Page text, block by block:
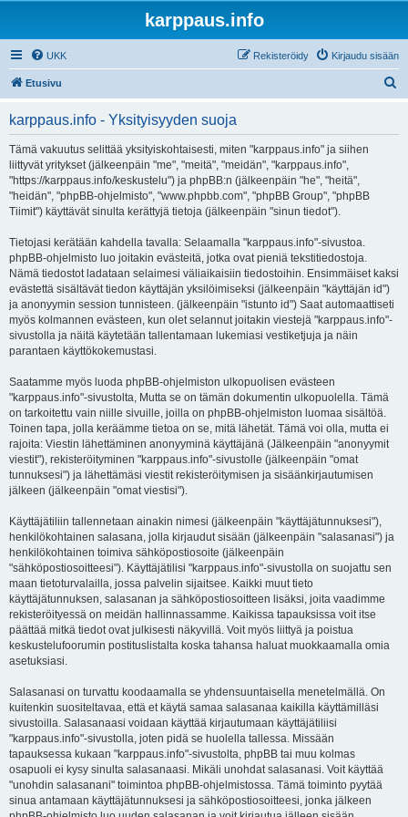
karppaus.info
UKK Kirjaudu sisään
Rekisteröidy
Etusivu
karppaus.info - Yksityisyyden suoja
Tämä vakuutus selittää yksityiskohtaisesti, miten "karppaus.info" ja siihen
liittyvät yritykset (jälkeenpäin "me", "meitä", "meidän", "karppaus.info",
"https://karppaus.info/keskustelu") ja phpBB:n (jälkeenpäin "he", "heitä",
"heidän", "phpBB-ohjelmisto", "www.phpbb.com", "phpBB Group", "phpBB
Tiimit") käyttävät sinulta kerättyjä tietoja (jälkeenpäin "sinun tiedot").
Tietojasi kerätään kahdella tavalla: Selaamalla "karppaus.info"-sivustoa.
phpBB-ohjelmisto luo joitakin evästeitä, jotka ovat pieniä tekstitiedostoja.
Nämä tiedostot ladataan selaimesi väliaikaisiin tiedostoihin. Ensimmäiset kaksi
evästettä sisältävät tiedon käyttäjän yksilöimiseksi (jälkeenpäin "käyttäjän id")
ja anonyymin session tunnisteen. (jälkeenpäin "istunto id") Saat automaattiseti
myös kolmannen evästeen, kun olet selannut joitakin viestejä "karppaus.info"-
sivustolla ja näitä käytetään tallentamaan lukemiasi vestiketjuja ja näin
parantaen käyttökokemustasi.
Saatamme myös luoda phpBB-ohjelmiston ulkopuolisen evästeen
"karppaus.info"-sivustolta, Mutta se on tämän dokumentin ulkopuolella. Tämä
on tarkoitettu vain niille sivuille, joilla on phpBB-ohjelmiston luomaa sisältöä.
Toinen tapa, jolla keräämme tietoa on se, mitä lähetät. Tämä voi olla, mutta ei
rajoita: Viestin lähettäminen anonyyminä käyttäjänä (Jälkeenpäin "anonyymit
viestit"), rekisteröityminen "karppaus.info"-sivustolle (jälkeenpäin "omat
tunnuksesi") ja lähettämäsi viestit rekisteröitymisen ja sisäänkirjautumisen
jälkeen (jälkeenpäin "omat viestisi").
Käyttäjätiliin tallennetaan ainakin nimesi (jälkeenpäin "käyttäjätunnuksesi"),
henkilökohtainen salasana, jolla kirjaudut sisään (jälkeenpäin "salasanasi") ja
henkilökohtainen toimiva sähköpostiosoite (jälkeenpäin
"sähköpostiosoitteesi"). Käyttäjätilisi "karppaus.info"-sivustolla on suojattu sen
maan tietoturvalailla, jossa palvelin sijaitsee. Kaikki muut tieto
käyttäjätunnuksen, salasanan ja sähköpostiosoitteen lisäksi, joita vaadimme
rekisteröityessä on meidän hallinnassamme. Kaikissa tapauksissa voit itse
päättää mitkä tiedot ovat julkisesti näkyvillä. Voit myös liittyä ja poistua
keskustelufoorumin postituslistalta koska tahansa haluat muokkaamalla omia
asetuksiasi.
Salasanasi on turvattu koodaamalla se yhdensuuntaisella menetelmällä. On
kuitenkin suositeltavaa, että et käytä samaa salasanaa kaikilla käyttämilläsi
sivustoilla. Salasanaasi voidaan käyttää kirjautumaan käyttäjätiliisi
"karppaus.info"-sivustolla, joten pidä se huolella tallessa. Missään
tapauksessa kukaan "karppaus.info"-sivustolta, phpBB tai muu kolmas
osapuoli ei kysy sinulta salasanaasi. Mikäli unohdat salasanasi. Voit käyttää
"unohdin salasanani" toimintoa phpBB-ohjelmistossa. Tämä toiminto pyytää
sinua antamaan käyttäjätunnuksesi ja sähköpostiosoitteesi, jonka jälkeen